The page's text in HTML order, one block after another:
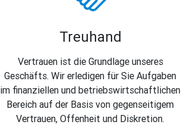
Treuhand
Vertrauen ist die Grundlage unseres
Geschäfts. Wir erledigen für Sie Aufgaben
im finanziellen und betriebswirtschaftlichen
Bereich auf der Basis von gegenseitigem
Vertrauen, Offenheit und Diskretion.